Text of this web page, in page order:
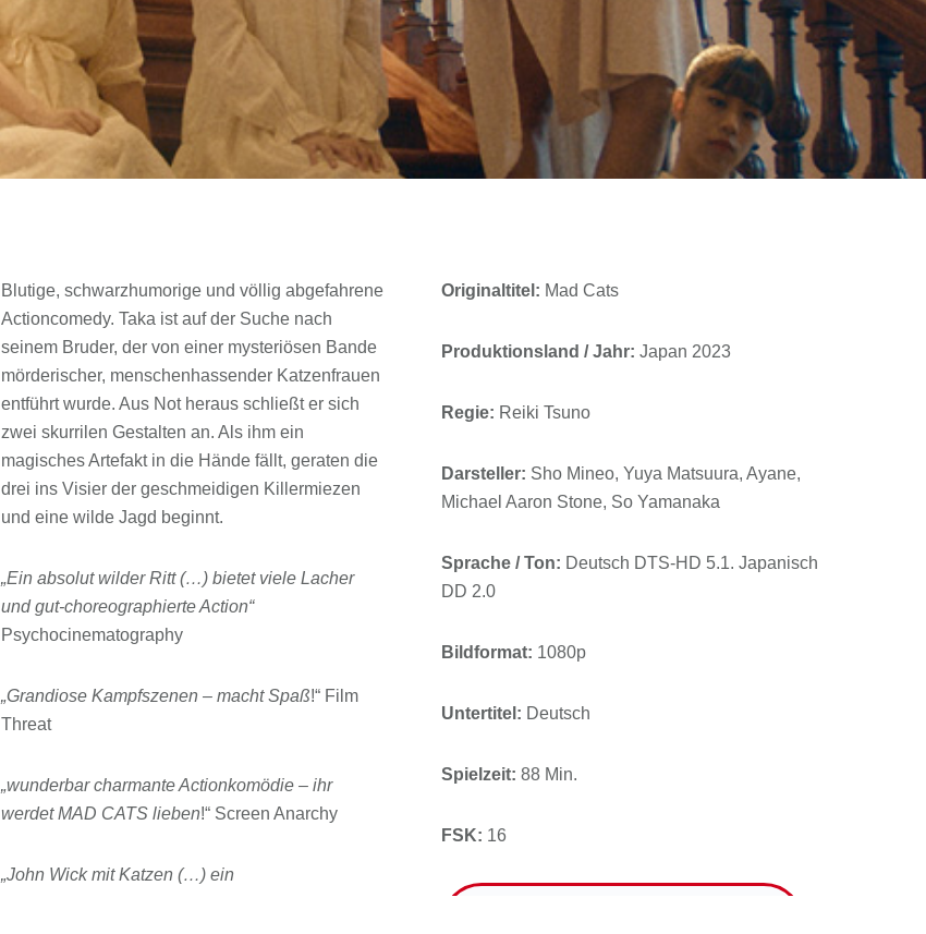
Blutige, schwarzhumorige und völlig abgefahrene
Actioncomedy. Taka ist auf der Suche nach
seinem Bruder, der von einer mysteriösen Bande
mörderischer, menschenhassender Katzenfrauen
entführt wurde. Aus Not heraus schließt er sich
zwei skurrilen Gestalten an. Als ihm ein
magisches Artefakt in die Hände fällt, geraten die
drei ins Visier der geschmeidigen Killermiezen
und eine wilde Jagd beginnt.
„Ein absolut wilder Ritt (…) bietet viele Lacher
und gut-choreographierte Action“
Psychocinematography
„Grandiose Kampfszenen – macht Spaß!“ Film
Threat
„wunderbar charmante Actionkomödie – ihr
werdet MAD CATS lieben!“ Screen Anarchy
„John Wick mit Katzen (…) ein
Originaltitel: Mad Cats
Produktionsland / Jahr: Japan 2023
Regie: Reiki Tsuno
Darsteller: Sho Mineo, Yuya Matsuura, Ayane,
Michael Aaron Stone, So Yamanaka
Sprache / Ton: Deutsch DTS-HD 5.1. Japanisch
DD 2.0
Bildformat: 1080p
Untertitel: Deutsch
Spielzeit: 88 Min.
FSK: 16